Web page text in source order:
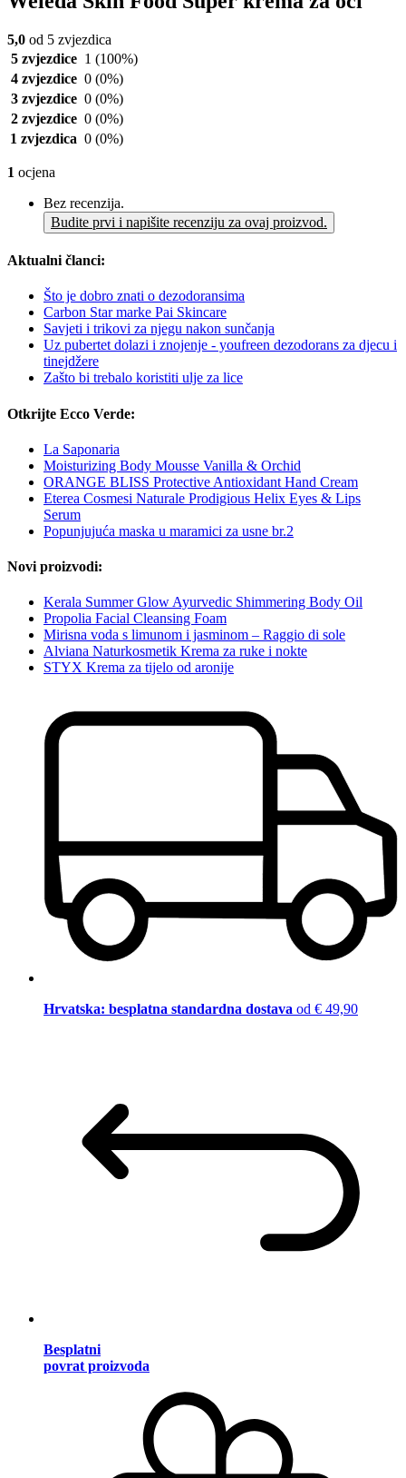
5,0 od 5 zvjezdica
5 zvjezdice 1 (100%)
4 zvjezdice 0 (0%)
3 zvjezdice 0 (0%)
2 zvjezdice 0 (0%)
1 zvjezdica 0 (0%)
1 ocjena
Bez recenzija.
Budite prvi i napišite recenziju za ovaj proizvod.
Aktualni članci:
Što je dobro znati o dezodoransima
Carbon Star marke Pai Skincare
Savjeti i trikovi za njegu nakon sunčanja
Uz pubertet dolazi i znojenje - youfreen dezodorans za djecu i
tinejdžere
Zašto bi trebalo koristiti ulje za lice
Otkrijte Ecco Verde:
La Saponaria
Moisturizing Body Mousse Vanilla & Orchid
ORANGE BLISS Protective Antioxidant Hand Cream
Eterea Cosmesi Naturale Prodigious Helix Eyes & Lips
Serum
Popunjujuća maska u maramici za usne br.2
Novi proizvodi:
Kerala Summer Glow Ayurvedic Shimmering Body Oil
Propolia Facial Cleansing Foam
Mirisna voda s limunom i jasminom – Raggio di sole
Alviana Naturkosmetik Krema za ruke i nokte
STYX Krema za tijelo od aronije
Hrvatska: besplatna standardna dostava od € 49,90
Besplatni
povrat proizvoda